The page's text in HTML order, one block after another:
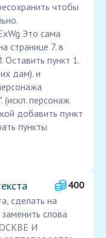
чтобы
Это сама
странице 7. в
пункт 1.
дам). и
персонаж
добавить пункт
пункты
400
сделать на
слова
И